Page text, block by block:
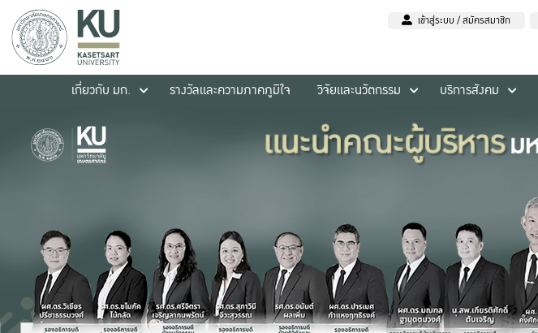
เข้าสู่ระบบ / สมัครสมาชิก
เกี่ยวกับ มก.
รางวัลและความภาคภูมิใจ วิจัยและนวัตกรรม บริการสังคม